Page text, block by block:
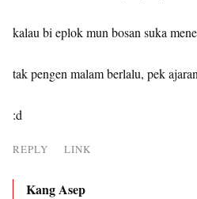
kalau bi eplok mun bosan suka
tak pengen malam berlalu, pek
:d
REPLY LINK
Kang Asep